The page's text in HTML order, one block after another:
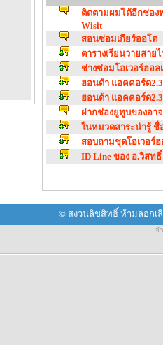
ติดตามผมได้อีกช่อง
Wisit
สอนซ่อมเกียร์ออโต
ตารางเรียนวายสาย
ช่างซ่อมโอเวอร์ฮอล
ฮอนด้า แอคคอร์ด2.3
ฮอนด้า แอคคอร์ด2.3
ฝากช่องยูทูบของอา
ในหมวดสาระน่ารู้ ชื่
สอบถามชุดโอเวอร์ฮ
ID Line ของ อ.วิสท
© สงวนลิขสิทธิ์ ห้ามลอกเ